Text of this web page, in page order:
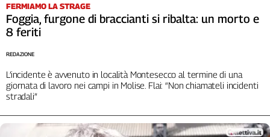
FERMIAMO LA STRAGE
Foggia, furgone di braccianti si ribalta: un morto e
8 feriti
L’incidente è avvenuto in località Montesecco al termine di una
giornata di lavoro nei campi in Molise. Flai: “Non chiamateli incidenti
stradali”
REDAZIONE